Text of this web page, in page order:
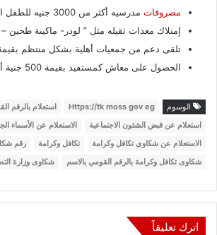
مصروفات مدرسيه أكثر من 3000 جنيه للطفل الواحد سنوياً
إمتلاك معدات ثقيله مثل ” لودر- ماكينة طحين –
تلقى دعم من جمعيات أهلية بشكل منتظم بقيمة 400 جنيه
الحصول على معاش كمستفيد بقيمة 500 جنية أو أكثر.
الوسوم Https://tk moss gov eg
استعلام بالرقم
استعلام عن قبض الشئون الاجتماعية
الاستعلام عن الأسماء
الاستعلام عن شكاوى تكافل وكرامة
تكافل وكرامة
رقم
شكاوى تكافل وكرامة بالرقم القومي بالاسم
شكاوى وزارة
اترك تعليقاً